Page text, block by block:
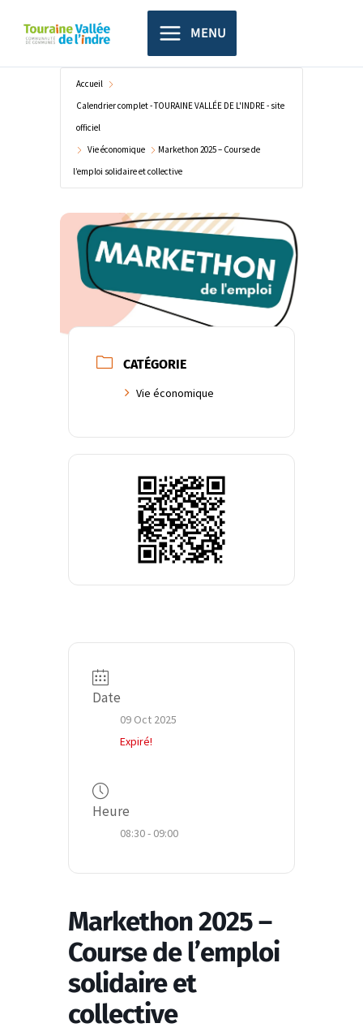
principal
MENU
Accueil
Calendrier complet - TOURAINE VALLÉE DE L'INDRE - site
officiel
Vie économique
Markethon 2025 – Course de
l’emploi solidaire et collective
CATÉGORIE
Vie économique
Date
09 Oct 2025
Expiré!
Heure
08:30 - 09:00
Markethon 2025 –
Course de l’emploi
solidaire et
collective